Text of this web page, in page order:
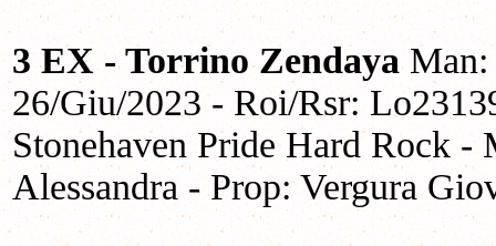
3 EX - Torrino ZendayaMan:
26/Giu/2023 - Roi/Rsr:
Stonehaven Pride Hard Rock
Alessandra - Prop: Vergura